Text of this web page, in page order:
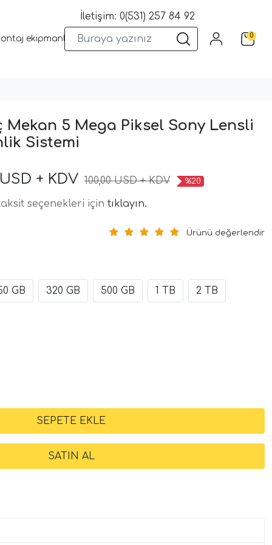
ekipmanları Wifi Kameralar Yangın Sistemleri
İletişim: 0(531) 257 84 92
0
Mekan 5 Mega Piksel Sony Lensli
Sistemi
+ KDV 100,00 USD + KDV %20
seçenekleri için tıklayın.
Ürünü değerlendir
GB 320 GB 500 GB 1 TB 2 TB